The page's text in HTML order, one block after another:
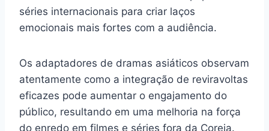
séries internacionais para criar laços
emocionais mais fortes com a audiência.
Os adaptadores de dramas asiáticos observam
atentamente como a integração de reviravoltas
eficazes pode aumentar o engajamento do
público, resultando em uma melhoria na força
do enredo em filmes e séries fora da Coreia.